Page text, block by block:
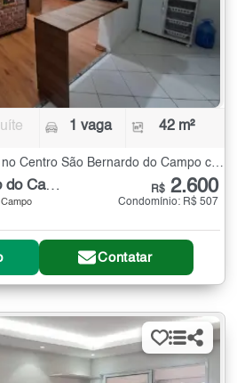
1 vaga 42 m²
Studio / Flat para Alugar no Centro São Bernardo do Campo com 1 quarto - 42 m²
Centro São Bernardo do Campo R$ 2.600
Condomínio: R$ 507
Contatar